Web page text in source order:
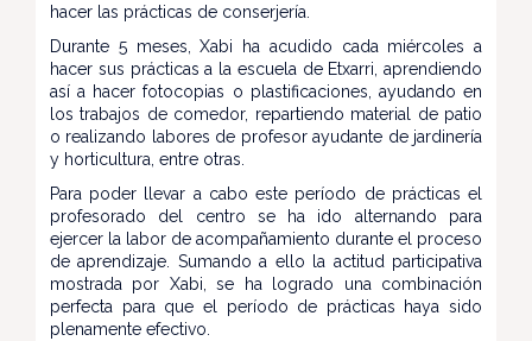
hacer las prácticas de conserjería.
Durante 5 meses, Xabi ha acudido cada miércoles a
hacer sus prácticas a la escuela de Etxarri, aprendiendo
así a hacer fotocopias o plastificaciones, ayudando en
los trabajos de comedor, repartiendo material de patio
o realizando labores de profesor ayudante de jardinería
y horticultura, entre otras.
Para poder llevar a cabo este período de prácticas el
profesorado del centro se ha ido alternando para
ejercer la labor de acompañamiento durante el proceso
de aprendizaje. Sumando a ello la actitud participativa
mostrada por Xabi, se ha logrado una combinación
perfecta para que el período de prácticas haya sido
plenamente efectivo.